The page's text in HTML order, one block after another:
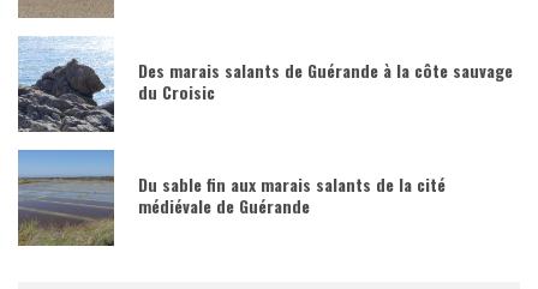
Des marais salants de Guérande à la côte sauvage
du Croisic
Du sable fin aux marais salants de la cité
médiévale de Guérande